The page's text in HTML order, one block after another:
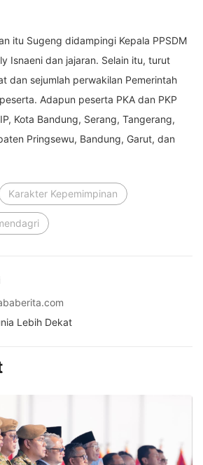
itu Sugeng didampingi Kepala PPSDM
Isnaeni dan jajaran. Selain itu, turut
dan sejumlah perwakilan Pemerintah
Adapun peserta PKA dan PKP
Kota Bandung, Serang, Tangerang,
Pringsewu, Bandung, Garut, dan
Karakter Kepemimpinan
Lebih Dekat